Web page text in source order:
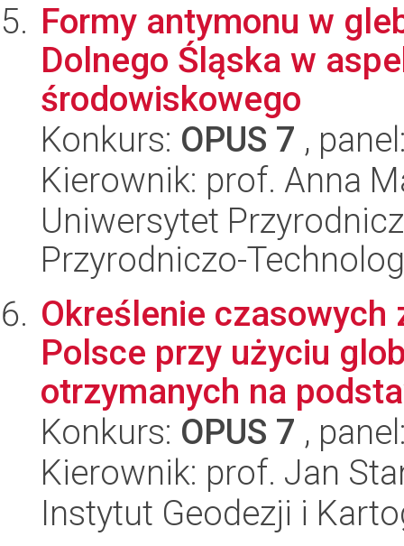
Formy antymonu w
Dolnego Śląska w
środowiskowego
Konkurs: OPUS 7 ,
Kierownik: prof. Anna
Uniwersytet
Przyrodniczo-
Określenie czasowych
Polsce przy użyciu
otrzymanych na
Konkurs: OPUS 7 ,
Kierownik: prof. Jan
Instytut Geodezji i